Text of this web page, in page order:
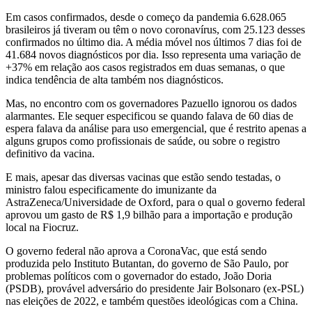
Em casos confirmados, desde o começo da pandemia 6.628.065
brasileiros já tiveram ou têm o novo coronavírus, com 25.123 desses
confirmados no último dia. A média móvel nos últimos 7 dias foi de
41.684 novos diagnósticos por dia. Isso representa uma variação de
+37% em relação aos casos registrados em duas semanas, o que
indica tendência de alta também nos diagnósticos.
Mas, no encontro com os governadores Pazuello ignorou os dados
alarmantes. Ele sequer especificou se quando falava de 60 dias de
espera falava da análise para uso emergencial, que é restrito apenas a
alguns grupos como profissionais de saúde, ou sobre o registro
definitivo da vacina.
E mais, apesar das diversas vacinas que estão sendo testadas, o
ministro falou especificamente do imunizante da
AstraZeneca/Universidade de Oxford, para o qual o governo federal
aprovou um gasto de R$ 1,9 bilhão para a importação e produção
local na Fiocruz.
O governo federal não aprova a CoronaVac, que está sendo
produzida pelo Instituto Butantan, do governo de São Paulo, por
problemas políticos com o governador do estado, João Doria
(PSDB), provável adversário do presidente Jair Bolsonaro (ex-PSL)
nas eleições de 2022, e também questões ideológicas com a China.